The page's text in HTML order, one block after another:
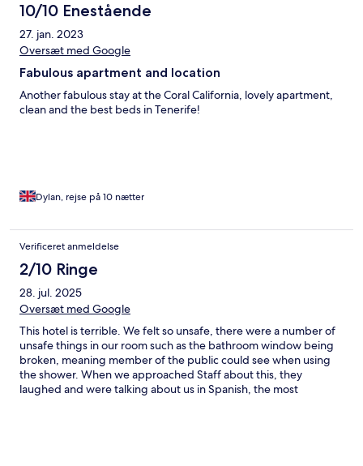
10/10 Enestående
27. jan. 2023
Oversæt med Google
Fabulous apartment and location
Another fabulous stay at the Coral California, lovely apartment,
clean and the best beds in Tenerife!
Dylan, rejse på 10 nætter
Verificeret anmeldelse
2/10 Ringe
28. jul. 2025
Oversæt med Google
This hotel is terrible. We felt so unsafe, there were a number of
unsafe things in our room such as the bathroom window being
broken, meaning member of the public could see when using
the shower. When we approached Staff about this, they
laughed and were talking about us in Spanish, the most